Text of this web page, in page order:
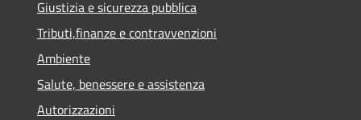
Giustizia e sicurezza pubblica
Tributi,finanze e contravvenzioni
Ambiente
Salute, benessere e assistenza
Autorizzazioni